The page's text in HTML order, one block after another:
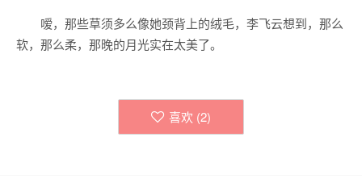
嗳，那些草须多么像她颈背上的绒毛，李飞云想到，那么
软，那么柔，那晚的月光实在太美了。
喜欢 (2)